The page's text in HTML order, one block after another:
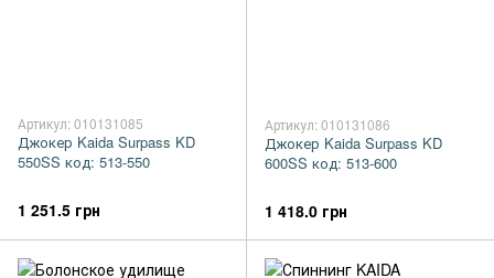
Артикул: 010131085
Джокер Kaida Surpass KD
550SS код: 513-550
1 251.5 грн
Артикул: 010131086
Джокер Kaida Surpass KD
600SS код: 513-600
1 418.0 грн